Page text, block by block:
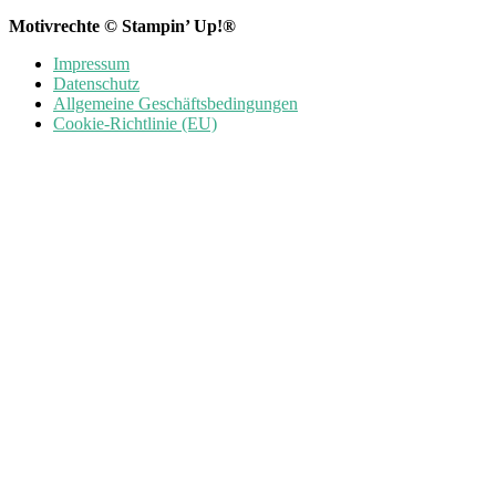
Motivrechte © Stampin’ Up!®
Impressum
Datenschutz
Allgemeine Geschäftsbedingungen
Cookie-Richtlinie (EU)